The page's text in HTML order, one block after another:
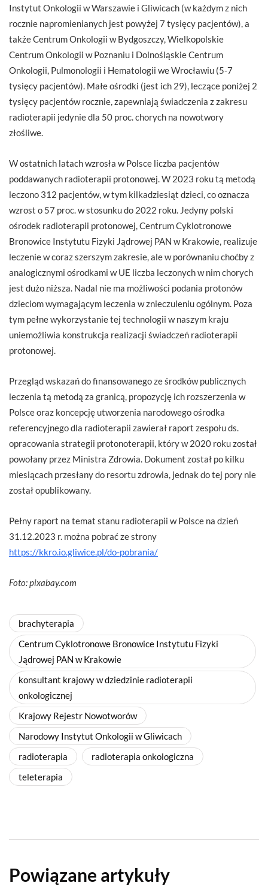
Instytut Onkologii w Warszawie i Gliwicach (w każdym z nich
rocznie napromienianych jest powyżej 7 tysięcy pacjentów), a
także Centrum Onkologii w Bydgoszczy, Wielkopolskie
Centrum Onkologii w Poznaniu i Dolnośląskie Centrum
Onkologii, Pulmonologii i Hematologii we Wrocławiu (5-7
tysięcy pacjentów). Małe ośrodki (jest ich 29), leczące poniżej 2
tysięcy pacjentów rocznie, zapewniają świadczenia z zakresu
radioterapii jedynie dla 50 proc. chorych na nowotwory
złośliwe.
W ostatnich latach wzrosła w Polsce liczba pacjentów
poddawanych radioterapii protonowej. W 2023 roku tą metodą
leczono 312 pacjentów, w tym kilkadziesiąt dzieci, co oznacza
wzrost o 57 proc. w stosunku do 2022 roku. Jedyny polski
ośrodek radioterapii protonowej, Centrum Cyklotronowe
Bronowice Instytutu Fizyki Jądrowej PAN w Krakowie, realizuje
leczenie w coraz szerszym zakresie, ale w porównaniu choćby z
analogicznymi ośrodkami w UE liczba leczonych w nim chorych
jest dużo niższa. Nadal nie ma możliwości podania protonów
dzieciom wymagającym leczenia w znieczuleniu ogólnym. Poza
tym pełne wykorzystanie tej technologii w naszym kraju
uniemożliwia konstrukcja realizacji świadczeń radioterapii
protonowej.
Przegląd wskazań do finansowanego ze środków publicznych
leczenia tą metodą za granicą, propozycję ich rozszerzenia w
Polsce oraz koncepcję utworzenia narodowego ośrodka
referencyjnego dla radioterapii zawierał raport zespołu ds.
opracowania strategii protonoterapii, który w 2020 roku został
powołany przez Ministra Zdrowia. Dokument został po kilku
miesiącach przesłany do resortu zdrowia, jednak do tej pory nie
został opublikowany.
Pełny raport na temat stanu radioterapii w Polsce na dzień
31.12.2023 r. można pobrać ze strony
https://kkro.io.gliwice.pl/do-pobrania/
Foto: pixabay.com
brachyterapia
Centrum Cyklotronowe Bronowice Instytutu Fizyki
Jądrowej PAN w Krakowie
konsultant krajowy w dziedzinie radioterapii
onkologicznej
Krajowy Rejestr Nowotworów
Narodowy Instytut Onkologii w Gliwicach
radioterapia
radioterapia onkologiczna
teleterapia
Powiązane artykuły